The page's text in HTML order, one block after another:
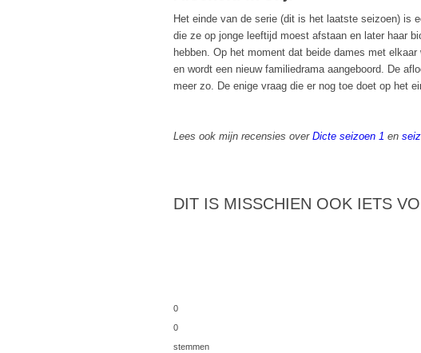
Het einde van de serie (dit is het laatste seizoen) is
die ze op jonge leeftijd moest afstaan en later haar
hebben. Op het moment dat beide dames met
en wordt een nieuw familiedrama aangeboord. De
meer zo. De enige vraag die er nog toe doet op het
Lees ook mijn recensies over Dicte seizoen 1 en
DIT IS MISSCHIEN OOK IETS
0
0
stemmen